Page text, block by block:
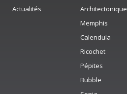
Actualités
Architectonique
Memphis
Calendula
Ricochet
Pépites
Bubble